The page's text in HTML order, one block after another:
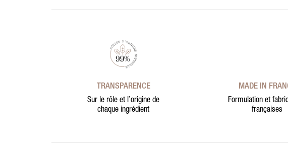
TRANSPARENCE
Sur le rôle et l’origine de
chaque ingrédient
MADE IN
Formulation et
françaises